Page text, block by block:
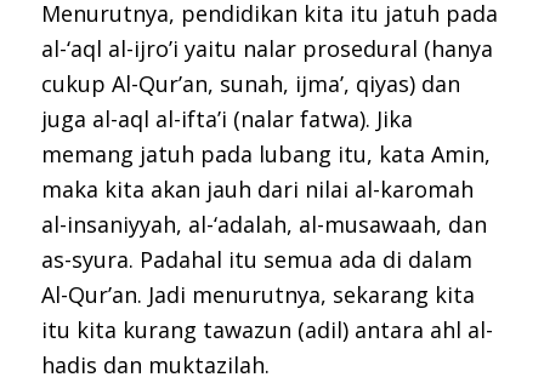
Menurutnya, pendidikan kita itu jatuh pada
al-‘aql al-ijro’i yaitu nalar prosedural (hanya
cukup Al-Qur’an, sunah, ijma’, qiyas) dan
juga al-aql al-ifta’i (nalar fatwa). Jika
memang jatuh pada lubang itu, kata Amin,
maka kita akan jauh dari nilai al-karomah
al-insaniyyah, al-‘adalah, al-musawaah, dan
as-syura. Padahal itu semua ada di dalam
Al-Qur’an. Jadi menurutnya, sekarang kita
itu kita kurang tawazun (adil) antara ahl al-
hadis dan muktazilah.